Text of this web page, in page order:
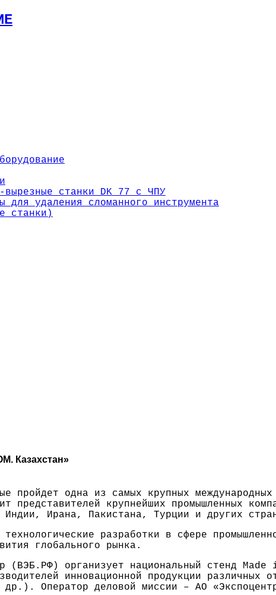
вырезные станки DK 77 с ЧПУ
для удаления сломанного инструмента
станки)
Казахстан»
одна из самых крупных международных
представителей крупнейших промышленных
Ирана, Пакистана, Турции и других
разработки в сфере
глобального рынка.
(ВЭБ.РФ) организует национальный стенд
инновационной продукции различных
Оператор деловой миссии – АО